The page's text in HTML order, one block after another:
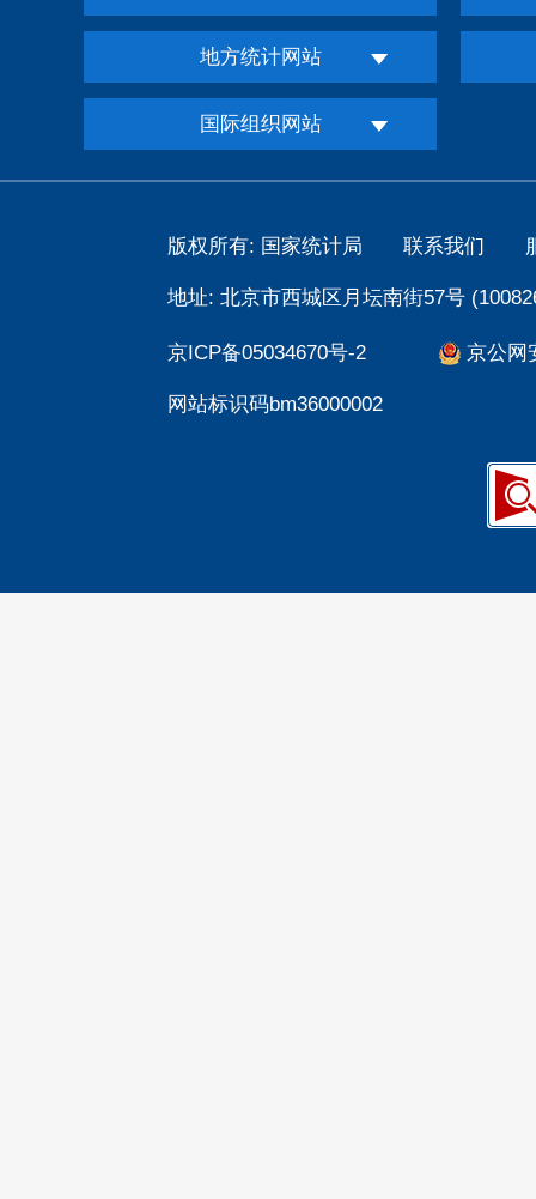
地方统计网站
国际组织网站
版权所有: 国家统计局 联系我们
地址: 北京市西城区月坛南街57号
京ICP备05034670号-2 京公网
网站标识码bm36000002